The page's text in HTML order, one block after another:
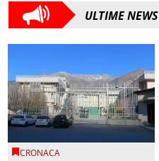
ULTIME NEWS
CRONACA